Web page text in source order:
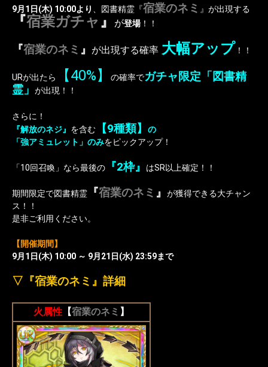
9月1日(木) 10:00より 、図書精霊『宿業のネミ 』が出現する
『宿業ガチャ』 が登場！！
『宿業のネミ 』 が出現する確率 大幅アップ ！！
URが出たら 【40%】 の確率でガチャ限定「図書精
霊」
が出現！！
さらに！
『解放のネジ』 を含む 【9種類】
の
「強アミュレット」のみをピックアップ！
「10回召喚」なら最後の 『2枠』 はSR以上確定！！
期間限定で図書精霊 『宿業のネミ 』
が獲得できる大チャン
ス！！
是非ご利用ください。
【開催期間】
9月1日(木) 10:00 ～ 9月21日(水) 23:59まで
▽『宿業のネミ 』詳細
火属性 【宿業のネミ 】